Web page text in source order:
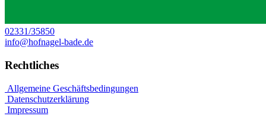
02331/35850
info@hofnagel-bade.de
Rechtliches
Allgemeine Geschäftsbedingungen
Datenschutzerklärung
Impressum